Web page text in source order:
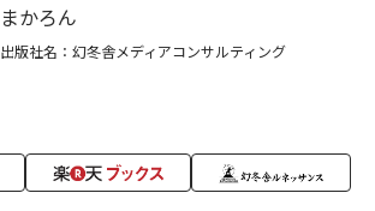
まかろん
出版社名：幻冬舎メディアコンサルティング